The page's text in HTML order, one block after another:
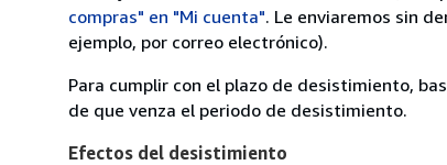
compras" en "Mi cuenta". Le enviaremos sin
ejemplo, por correo electrónico).
Para cumplir con el plazo de desistimiento,
de que venza el periodo de desistimiento.
Efectos del desistimiento